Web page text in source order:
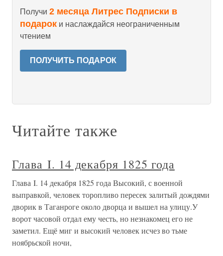
Получи 2 месяца Литрес Подписки в
подарок и наслаждайся неограниченным
чтением
ПОЛУЧИТЬ ПОДАРОК
Читайте также
Глава I. 14 декабря 1825 года
Глава I. 14 декабря 1825 года Высокий, с военной
выправкой, человек торопливо пересек залитый дождями
дворик в Таганроге около дворца и вышел на улицу.У
ворот часовой отдал ему честь, но незнакомец его не
заметил. Ещё миг и высокий человек исчез во тьме
ноябрьской ночи,